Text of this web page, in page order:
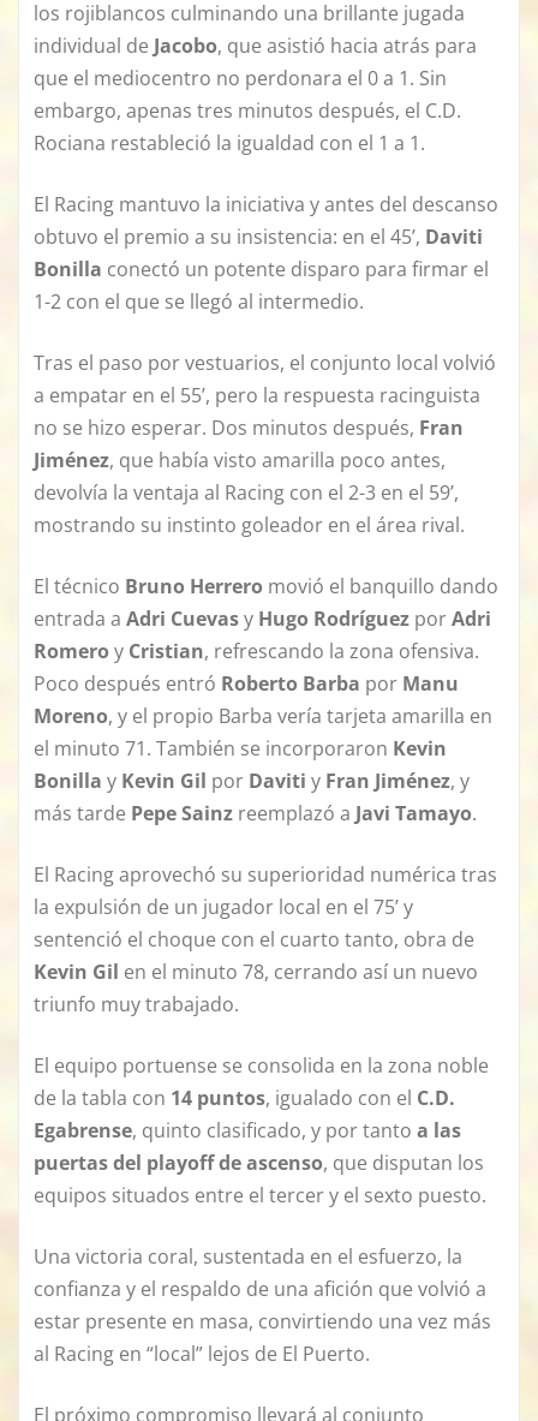
los rojiblancos culminando una brillante jugada
individual de Jacobo, que asistió hacia atrás para
que el mediocentro no perdonara el 0 a 1. Sin
embargo, apenas tres minutos después, el C.D.
Rociana restableció la igualdad con el 1 a 1.
El Racing mantuvo la iniciativa y antes del descanso
obtuvo el premio a su insistencia: en el 45’, Daviti
Bonilla conectó un potente disparo para firmar el
1-2 con el que se llegó al intermedio.
Tras el paso por vestuarios, el conjunto local volvió
a empatar en el 55’, pero la respuesta racinguista
no se hizo esperar. Dos minutos después, Fran
Jiménez, que había visto amarilla poco antes,
devolvía la ventaja al Racing con el 2-3 en el 59’,
mostrando su instinto goleador en el área rival.
El técnico Bruno Herrero movió el banquillo dando
entrada a Adri Cuevasy Hugo Rodríguez porAdri
Romero y Cristian, refrescando la zona ofensiva.
Poco después entró Roberto Barba por Manu
Moreno, y el propio Barba vería tarjeta amarilla en
el minuto 71. También se incorporaron Kevin
Bonilla y Kevin Gil por Daviti y Fran Jiménez, y
más tarde Pepe Sainz reemplazó a Javi Tamayo.
El Racing aprovechó su superioridad numérica tras
la expulsión de un jugador local en el 75’ y
sentenció el choque con el cuarto tanto, obra de
Kevin Gil en el minuto 78, cerrando así un nuevo
triunfo muy trabajado.
El equipo portuense se consolida en la zona noble
de la tabla con 14 puntos, igualado con el C.D.
Egabrense, quinto clasificado, y por tanto a las
puertas del playoff de ascenso, que disputan los
equipos situados entre el tercer y el sexto puesto.
Una victoria coral, sustentada en el esfuerzo, la
confianza y el respaldo de una afición que volvió a
estar presente en masa, convirtiendo una vez más
al Racing en “local” lejos de El Puerto.
El próximo compromiso llevará al conjunto